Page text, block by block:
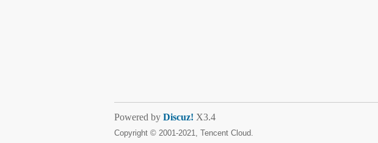
Powered by Discuz! X3.4
Copyright © 2001-2021, Tencent Cloud.